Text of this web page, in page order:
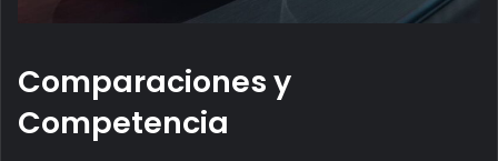
Comparaciones y
Competencia